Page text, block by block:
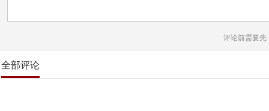
评论前需要先
全部评论